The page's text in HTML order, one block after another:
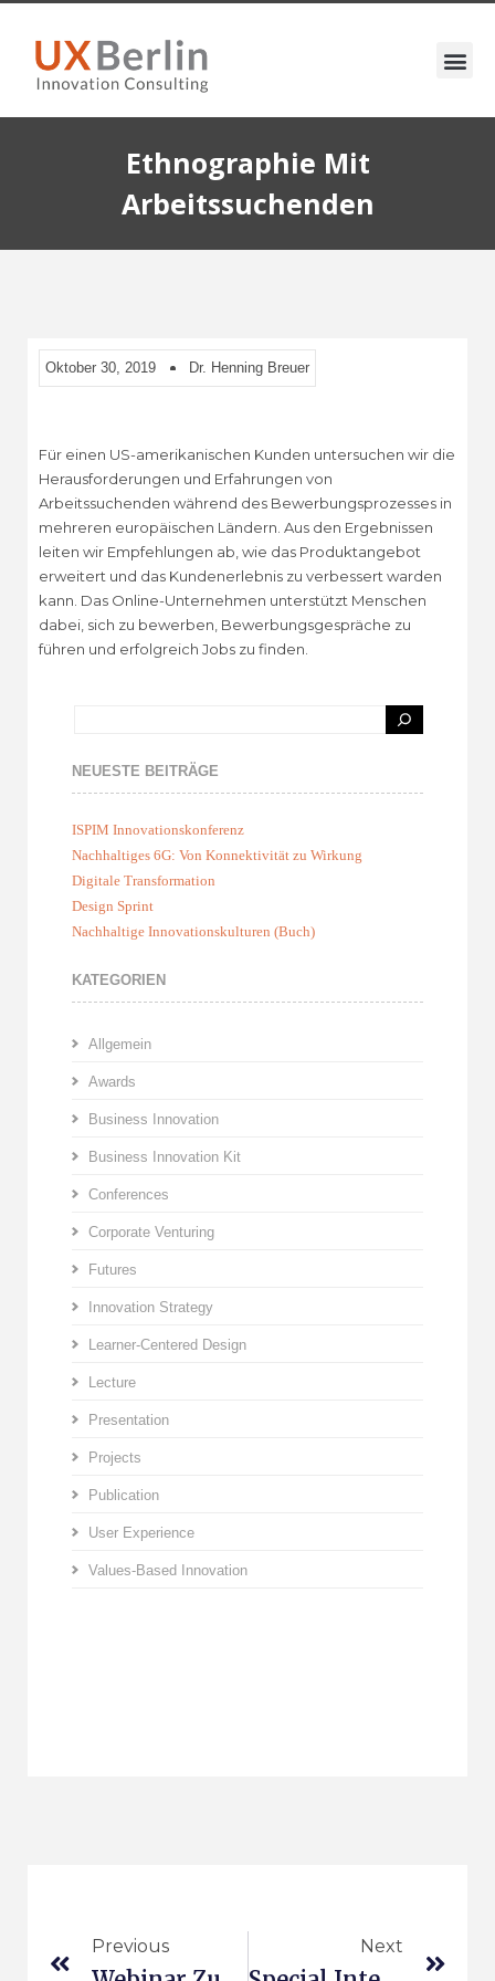
Ethnographie Mit
Arbeitssuchenden
Oktober 30, 2019 Dr. Henning Breuer
Für einen US-amerikanischen Kunden untersuchen wir die
Herausforderungen und Erfahrungen von
Arbeitssuchenden während des Bewerbungsprozesses in
mehreren europäischen Ländern. Aus den Ergebnissen
leiten wir Empfehlungen ab, wie das Produktangebot
erweitert und das Kundenerlebnis zu verbessert warden
kann. Das Online-Unternehmen unterstützt Menschen
dabei, sich zu bewerben, Bewerbungsgespräche zu
führen und erfolgreich Jobs zu finden.
NEUESTE BEITRÄGE
ISPIM Innovationskonferenz
Nachhaltiges 6G: Von Konnektivität zu Wirkung
Digitale Transformation
Design Sprint
Nachhaltige Innovationskulturen (Buch)
KATEGORIEN
Allgemein
Awards
Business Innovation
Business Innovation Kit
Conferences
Corporate Venturing
Futures
Innovation Strategy
Learner-Centered Design
Lecture
Presentation
Projects
Publication
User Experience
Values-Based Innovation
Previous Next